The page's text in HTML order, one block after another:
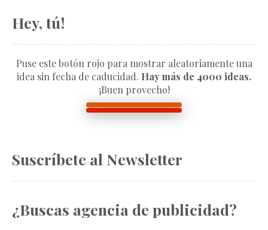
Hey, tú!
Puse este botón rojo para mostrar aleatoriamente una
idea sin fecha de caducidad. Hay más de 4000 ideas.
¡Buen provecho!
Suscríbete al Newsletter
¿Buscas agencia de publicidad?